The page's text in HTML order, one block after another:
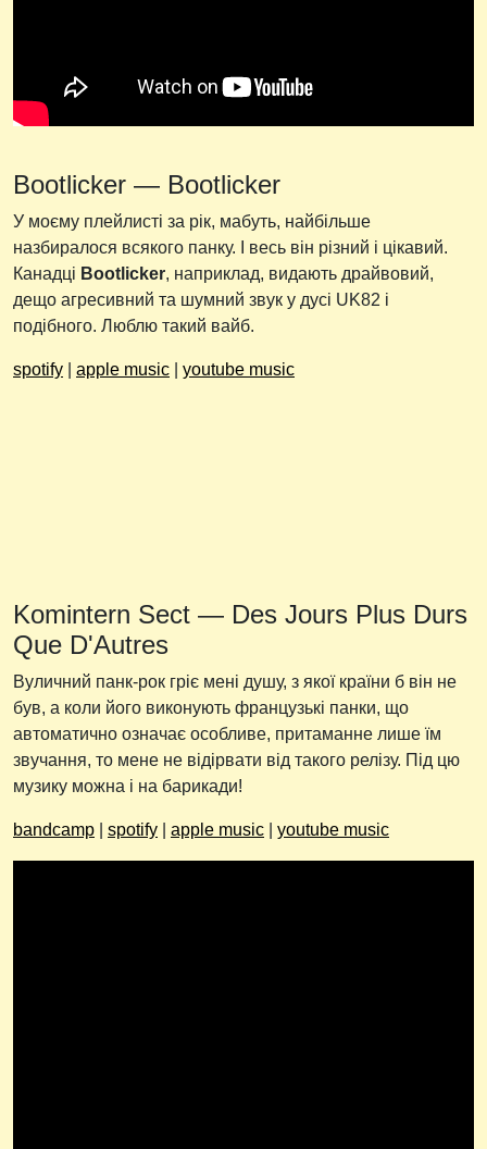
Bootlicker — Bootlicker
У моєму плейлисті за рік, мабуть, найбільше
назбиралося всякого панку. І весь він різний і цікавий.
Канадці Bootlicker, наприклад, видають драйвовий,
дещо агресивний та шумний звук у дусі UK82 і
подібного. Люблю такий вайб.
spotify apple music youtube music
Komintern Sect — Des Jours Plus Durs
Que D'Autres
Вуличний панк-рок гріє мені душу, з якої країни б він не
був, а коли його виконують французькі панки, що
автоматично означає особливе, притаманне лише їм
звучання, то мене не відірвати від такого релізу. Під цю
музику можна і на барикади!
bandcamp spotify apple music youtube music